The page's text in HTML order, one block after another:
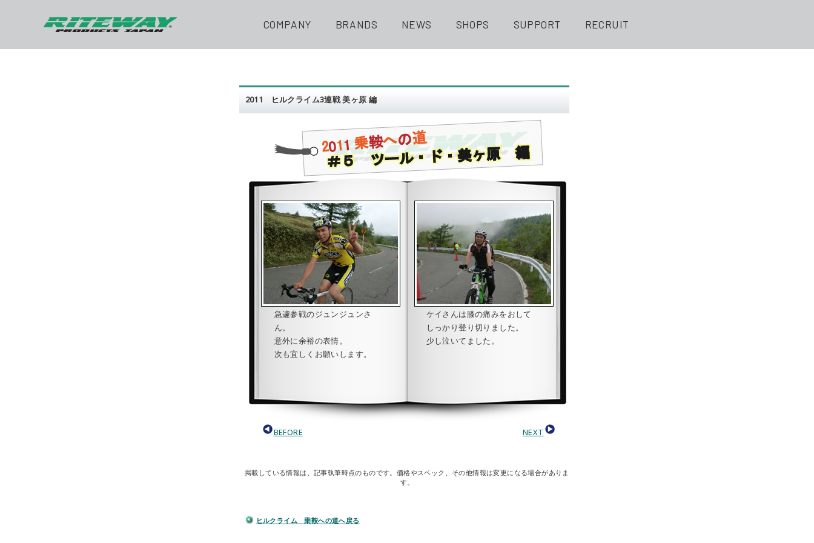
COMPANY BRANDS NEWS SHOPS SUPPORT RECRUIT
2011 ヒルクライム3連戦 美ヶ原 編
急遽参戦のジュンジュンさ
ん。
意外に余裕の表情。
次も宜しくお願いします。
ケイさんは膝の痛みをおして
しっかり登り切りました。
少し泣いてました。
BEFORE NEXT
掲載している情報は、記事執筆時点のものです。価格やスペック、その他情報は変更になる場合がありま
す。
ヒルクライム 乗鞍への道へ戻る